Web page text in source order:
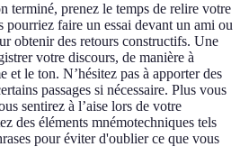
terminé, prenez le temps de relire votre
pourriez faire un essai devant un ami ou
obtenir des retours constructifs. Une
votre discours, de manière à
et le ton. N’hésitez pas à apporter des
passages si nécessaire. Plus vous
sentirez à l’aise lors de votre
des éléments mnémotechniques tels
pour éviter d'oublier ce que vous